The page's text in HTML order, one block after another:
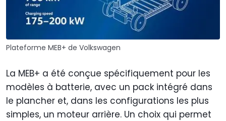
Plateforme MEB+ de Volkswagen
La MEB+ a été conçue spécifiquement pour les
modèles à batterie, avec un pack intégré dans
le plancher et, dans les configurations les plus
simples, un moteur arrière. Un choix qui permet